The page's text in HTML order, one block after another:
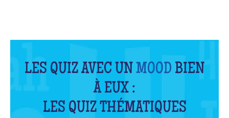
LES QUIZ AVEC UN MOOD BIEN
À EUX :
LES QUIZ THÉMATIQUES